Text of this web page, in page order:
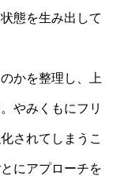
態を生み出して
かを整理し、上
やみくもにフリ
されてしまうこ
にアプローチを